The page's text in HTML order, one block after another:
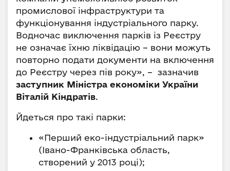
промислової інфраструктури та
функціонування індустріального парку.
Водночас виключення парків із Реєстру
не означає їхню ліквідацію – вони можуть
повторно подати документи на включення
до Реєстру через пів року», – зазначив
заступник Міністра економіки України
Віталій Кіндратів.
Йдеться про такі парки:
«Перший еко-індустріальний парк»
(Івано-Франківська область,
створений у 2013 році);